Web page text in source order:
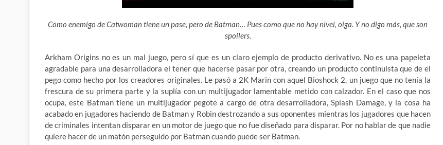
Como enemigo de Catwoman tiene un pase, pero de Batman… Pues como que no hay nivel, oiga. Y no digo más, que son
spoilers.
Arkham Origins no es un mal juego, pero sí que es un claro ejemplo de producto derivativo. No es una papeleta
agradable para una desarrolladora el tener que hacerse pasar por otra, creando un producto continuista que de el
pego como hecho por los creadores originales. Le pasó a 2K Marin con aquel Bioshock 2, un juego que no tenía la
frescura de su primera parte y la suplía con un multijugador lamentable metido con calzador. En el caso que nos
ocupa, este Batman tiene un multijugador pegote a cargo de otra desarrolladora, Splash Damage, y la cosa ha
acabado en jugadores haciendo de Batman y Robin destrozando a sus oponentes mientras los jugadores que hacen
de criminales intentan disparar en un motor de juego que no fue diseñado para disparar. Por no hablar de que nadie
quiere hacer de un matón perseguido por Batman cuando puede ser Batman.